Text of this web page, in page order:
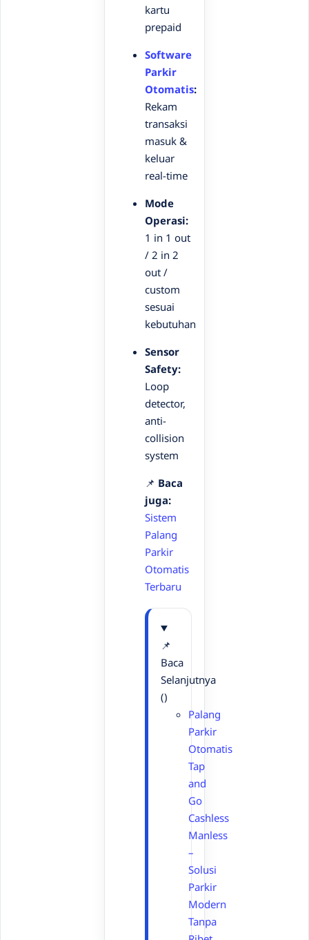
kartu
prepaid
Software
Parkir
Otomatis:
Rekam
transaksi
masuk &
keluar
real-time
Mode
Operasi:
1 in 1 out
/ 2 in 2
out /
custom
sesuai
kebutuhan
Sensor
Safety:
Loop
detector,
anti-
collision
system
📌 Baca
juga:
Sistem
Palang
Parkir
Otomatis
Terbaru
📌
Baca
Selanjutnya
()
Palang
Parkir
Otomatis
Tap
and
Go
Cashless
Manless
–
Solusi
Parkir
Modern
Tanpa